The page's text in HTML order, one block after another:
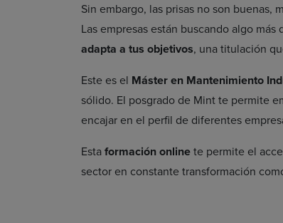
Sin embargo, las prisas no son buenas,
Las empresas están buscando algo
adapta a tus objetivos, una titulación
Este es el Máster en Mantenimiento
sólido. El posgrado de Mint te permite
encajar en el perfil de diferentes
Estaformación onlinete permite el
sector en constante transformación